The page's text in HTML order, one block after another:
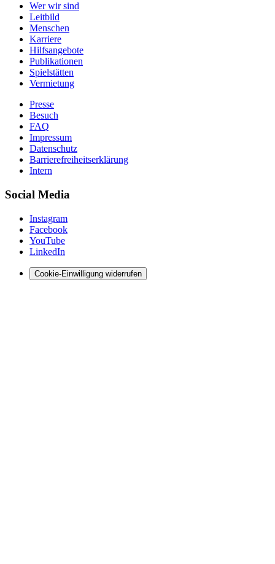
Wer wir sind
Leitbild
Menschen
Karriere
Hilfsangebote
Publikationen
Spielstätten
Vermietung
Presse
Besuch
FAQ
Impressum
Datenschutz
Barrierefreiheitserklärung
Intern
Social Media
Instagram
Facebook
YouTube
LinkedIn
Cookie-Einwilligung widerrufen